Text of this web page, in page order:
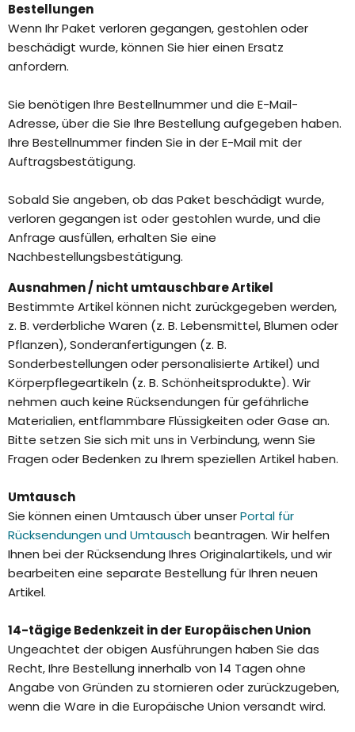
Bestellungen
Wenn Ihr Paket verloren gegangen, gestohlen oder
beschädigt wurde, können Sie hier einen Ersatz
anfordern.
Sie benötigen Ihre Bestellnummer und die E-Mail-
Adresse, über die Sie Ihre Bestellung aufgegeben haben.
Ihre Bestellnummer finden Sie in der E-Mail mit der
Auftragsbestätigung.
Sobald Sie angeben, ob das Paket beschädigt wurde,
verloren gegangen ist oder gestohlen wurde, und die
Anfrage ausfüllen, erhalten Sie eine
Nachbestellungsbestätigung.
Ausnahmen / nicht umtauschbare Artikel
Bestimmte Artikel können nicht zurückgegeben werden,
z. B. verderbliche Waren (z. B. Lebensmittel, Blumen oder
Pflanzen), Sonderanfertigungen (z. B.
Sonderbestellungen oder personalisierte Artikel) und
Körperpflegeartikeln (z. B. Schönheitsprodukte). Wir
nehmen auch keine Rücksendungen für gefährliche
Materialien, entflammbare Flüssigkeiten oder Gase an.
Bitte setzen Sie sich mit uns in Verbindung, wenn Sie
Fragen oder Bedenken zu Ihrem speziellen Artikel haben.
Umtausch
Sie können einen Umtausch über unserPortal für
Rücksendungen und Umtauschbeantragen. Wir helfen
Ihnen bei der Rücksendung Ihres Originalartikels, und wir
bearbeiten eine separate Bestellung für Ihren neuen
Artikel.
14-tägige Bedenkzeit in der Europäischen Union
Ungeachtet der obigen Ausführungen haben Sie das
Recht, Ihre Bestellung innerhalb von 14 Tagen ohne
Angabe von Gründen zu stornieren oder zurückzugeben,
wenn die Ware in die Europäische Union versandt wird.